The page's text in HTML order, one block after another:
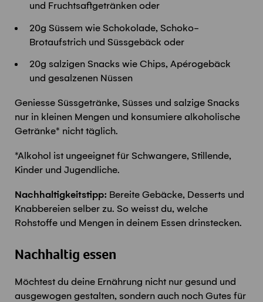
und Fruchtsaftgetränken oder
20g Süssem wie Schokolade, Schoko-
Brotaufstrich und Süssgebäck oder
20g salzigen Snacks wie Chips, Apérogebäck
und gesalzenen Nüssen
Geniesse Süssgetränke, Süsses und salzige Snacks
nur in kleinen Mengen und konsumiere alkoholische
Getränke* nicht täglich.
*Alkohol ist ungeeignet für Schwangere, Stillende,
Kinder und Jugendliche.
Nachhaltigkeitstipp: Bereite Gebäcke, Desserts und
Knabbereien selber zu. So weisst du, welche
Rohstoffe und Mengen in deinem Essen drinstecken.
Nachhaltig essen
Möchtest du deine Ernährung nicht nur gesund und
ausgewogen gestalten, sondern auch noch Gutes für